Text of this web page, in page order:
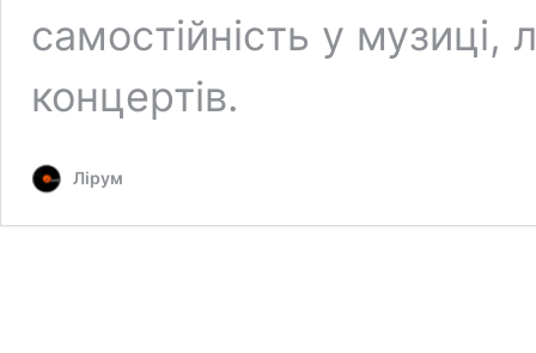
самостійність у
концертів.
Лірум